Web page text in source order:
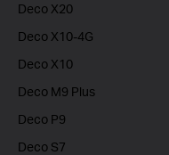
Deco X20
Deco X10-4G
Deco X10
Deco M9 Plus
Deco P9
Deco S7